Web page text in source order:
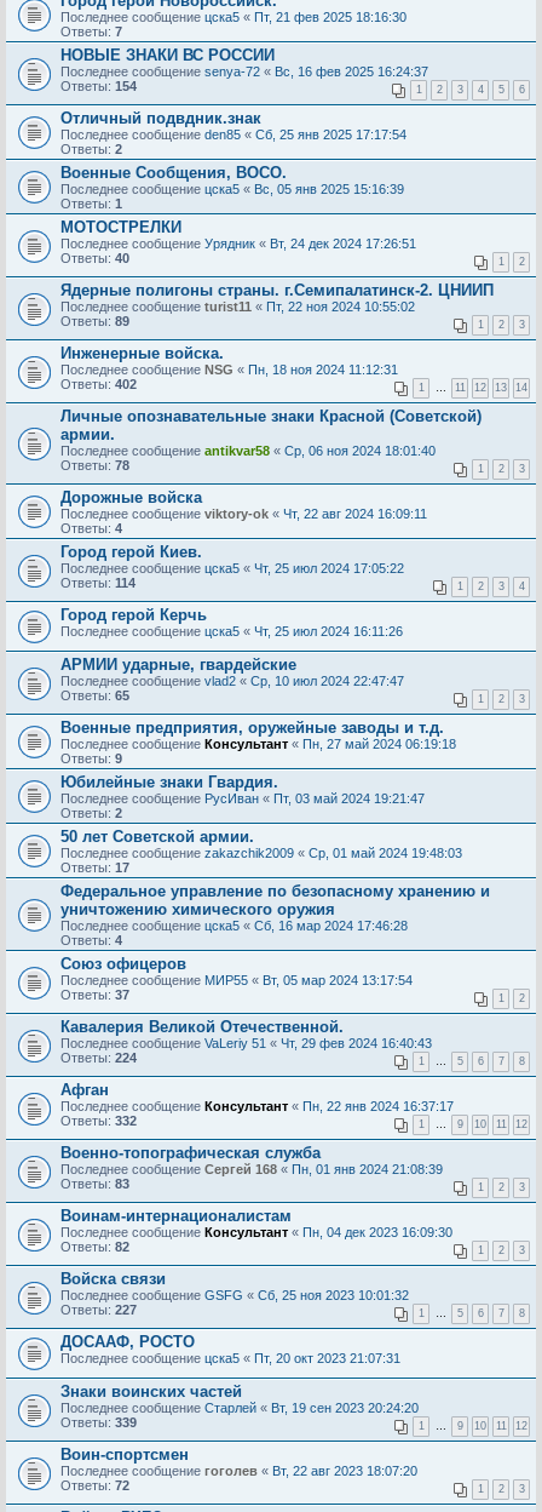
Последнее сообщение цска5 « Пт, 21 фев 2025 18:16:30
Ответы: 7
НОВЫЕ ЗНАКИ ВС РОССИИ
Последнее сообщение senya-72 « Вс, 16 фев 2025 16:24:37
Ответы: 154 1 2 3 4 5 6
Отличный подвдник.знак
Последнее сообщение den85 « Сб, 25 янв 2025 17:17:54
Ответы: 2
Военные Сообщения, ВОСО.
Последнее сообщение цска5 « Вс, 05 янв 2025 15:16:39
Ответы: 1
МОТОСТРЕЛКИ
Последнее сообщение Урядник « Вт, 24 дек 2024 17:26:51
Ответы: 40 1 2
Ядерные полигоны страны. г.Семипалатинск-2. ЦНИИП
Последнее сообщение turist11 « Пт, 22 ноя 2024 10:55:02
Ответы: 89 1 2 3
Инженерные войска.
Последнее сообщение NSG « Пн, 18 ноя 2024 11:12:31
Ответы: 402 1 11 12 13 14
Личные опознавательные знаки Красной (Советской)
армии.
Последнее сообщение antikvar58 « Ср, 06 ноя 2024 18:01:40
Ответы: 78 1 2 3
Дорожные войска
Последнее сообщение viktory-ok « Чт, 22 авг 2024 16:09:11
Ответы: 4
Город герой Киев.
Последнее сообщение цска5 « Чт, 25 июл 2024 17:05:22
Ответы: 114 1 2 3 4
Город герой Керчь
Последнее сообщение цска5 « Чт, 25 июл 2024 16:11:26
АРМИИ ударные, гвардейские
Последнее сообщение vlad2 « Ср, 10 июл 2024 22:47:47
Ответы: 65 1 2 3
Военные предприятия, оружейные заводы и т.д.
Последнее сообщение Консультант « Пн, 27 май 2024 06:19:18
Ответы: 9
Юбилейные знаки Гвардия.
Последнее сообщение РусИван « Пт, 03 май 2024 19:21:47
Ответы: 2
50 лет Советской армии.
Последнее сообщение zakazchik2009 « Ср, 01 май 2024 19:48:03
Ответы: 17
Федеральное управление по безопасному хранению и
уничтожению химического оружия
Последнее сообщение цска5 « Сб, 16 мар 2024 17:46:28
Ответы: 4
Союз офицеров
Последнее сообщение МИР55 « Вт, 05 мар 2024 13:17:54
Ответы: 37 1 2
Кавалерия Великой Отечественной.
Последнее сообщение VaLeriy 51 « Чт, 29 фев 2024 16:40:43
Ответы: 224 1 5 6 7 8
Афган
Последнее сообщение Консультант « Пн, 22 янв 2024 16:37:17
Ответы: 332 1 9 10 11 12
Военно-топографическая служба
Последнее сообщение Сергей 168 « Пн, 01 янв 2024 21:08:39
Ответы: 83 1 2 3
Воинам-интернационалистам
Последнее сообщение Консультант « Пн, 04 дек 2023 16:09:30
Ответы: 82 1 2 3
Войска связи
Последнее сообщение GSFG « Сб, 25 ноя 2023 10:01:32
Ответы: 227 1 5 6 7 8
ДОСААФ, РОСТО
Последнее сообщение цска5 « Пт, 20 окт 2023 21:07:31
Знаки воинских частей
Последнее сообщение Старлей « Вт, 19 сен 2023 20:24:20
Ответы: 339 1 9 10 11 12
Воин-спортсмен
Последнее сообщение гоголев « Вт, 22 авг 2023 18:07:20
Ответы: 72 1 2 3